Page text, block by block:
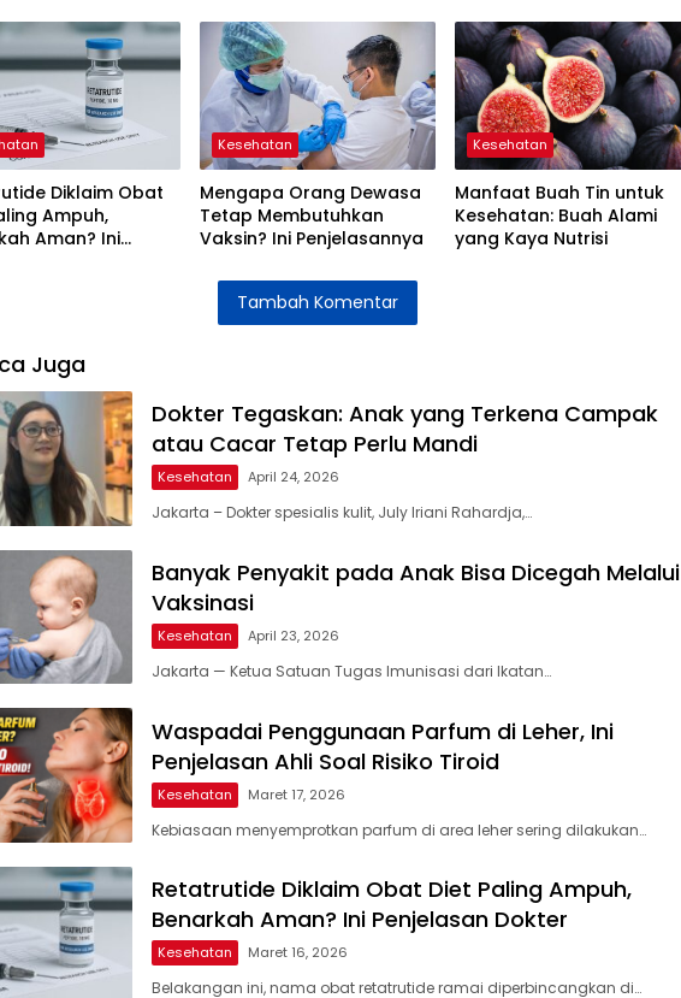
Diklaim Obat
Ampuh,
Aman? Ini
Kesehatan
Mengapa Orang Dewasa
Tetap Membutuhkan
Vaksin? Ini Penjelasannya
Kesehatan
Manfaat Buah Tin untuk
Kesehatan: Buah Alami
yang Kaya Nutrisi
Tambah Komentar
Juga
Dokter Tegaskan: Anak yang Terkena Campak
atau Cacar Tetap Perlu Mandi
Kesehatan April 24, 2026
Jakarta – Dokter spesialis kulit, July Iriani Rahardja,…
Banyak Penyakit pada Anak Bisa Dicegah Melalui
Vaksinasi
Kesehatan April 23, 2026
Jakarta — Ketua Satuan Tugas Imunisasi dari Ikatan…
Waspadai Penggunaan Parfum di Leher, Ini
Penjelasan Ahli Soal Risiko Tiroid
Kesehatan Maret 17, 2026
Kebiasaan menyemprotkan parfum di area leher sering dilakukan…
Retatrutide Diklaim Obat Diet Paling Ampuh,
Benarkah Aman? Ini Penjelasan Dokter
Kesehatan Maret 16, 2026
Belakangan ini, nama obat retatrutide ramai diperbincangkan di…